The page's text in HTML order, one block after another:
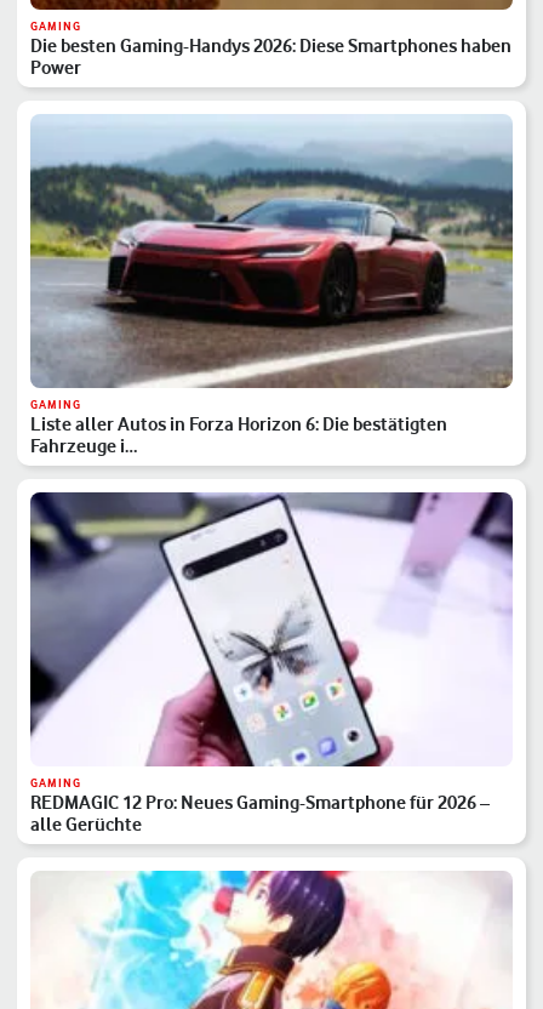
GAMING
Die besten Gaming-Handys 2026: Diese Smartphones haben
Power
GAMING
Liste aller Autos in Forza Horizon 6: Die bestätigten
Fahrzeuge i…
GAMING
REDMAGIC 12 Pro: Neues Gaming-Smartphone für 2026 –
alle Gerüchte